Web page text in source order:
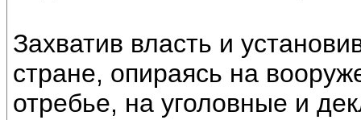
Захватив власть и
стране, опираясь на
отребье, на уголовные и